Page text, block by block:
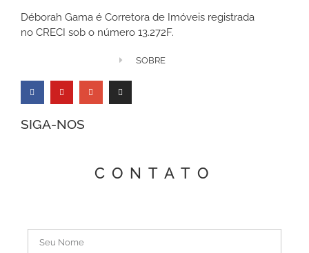
Déborah Gama é Corretora de Imóveis registrada
no CRECI sob o número 13.272F.
SOBRE
SIGA-NOS
CONTATO